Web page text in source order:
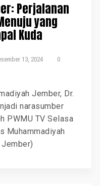
Perjalanan
yang
Kuda
13, 2024
0
Jember, Dr.
narasumber
PWMU TV Selasa
Muhammadiyah